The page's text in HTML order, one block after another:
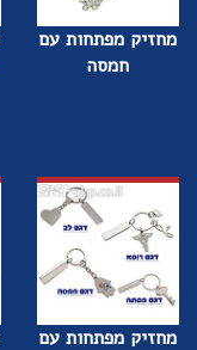
מחזיק מפתחות עם
חמסה
מחזיק מפתחות עם